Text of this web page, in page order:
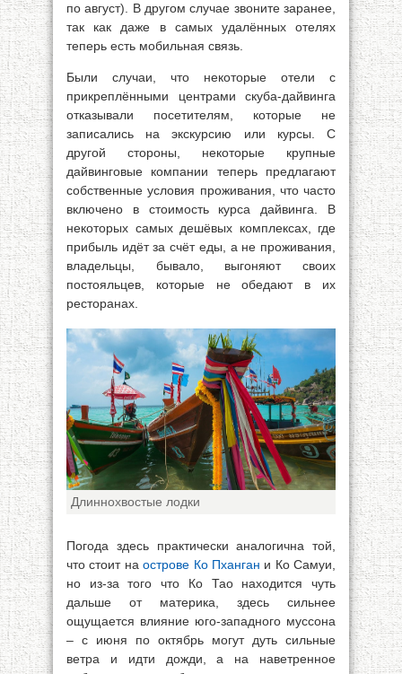
по август). В другом случае звоните заранее,
так как даже в самых удалённых отелях
теперь есть мобильная связь.
Были случаи, что некоторые отели с
прикреплёнными центрами скуба-дайвинга
отказывали посетителям, которые не
записались на экскурсию или курсы. С
другой стороны, некоторые крупные
дайвинговые компании теперь предлагают
собственные условия проживания, что часто
включено в стоимость курса дайвинга. В
некоторых самых дешёвых комплексах, где
прибыль идёт за счёт еды, а не проживания,
владельцы, бывало, выгоняют своих
постояльцев, которые не обедают в их
ресторанах.
Длиннохвостые лодки
Погода здесь практически аналогична той,
что стоит наострове Ко Пханган и Ко Самуи,
но из-за того что Ко Тао находится чуть
дальше от материка, здесь сильнее
ощущается влияние юго-западного муссона
– с июня по октябрь могут дуть сильные
ветра и идти дожди, а на наветренное